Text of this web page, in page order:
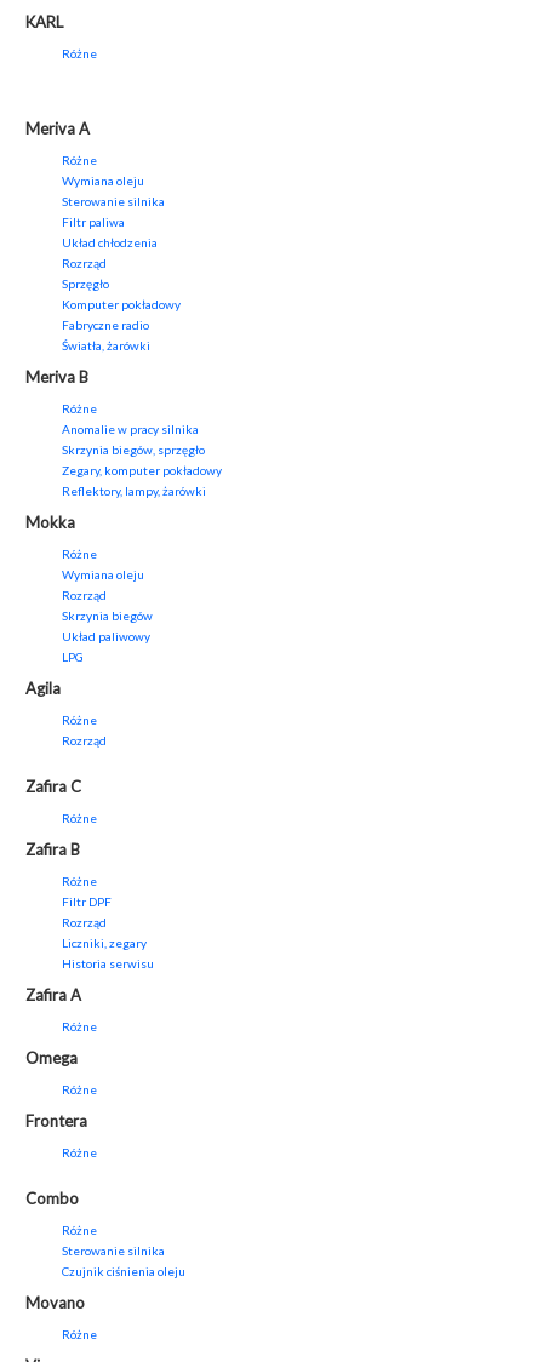
KARL
Różne
Meriva A
Różne
Wymiana oleju
Sterowanie silnika
Filtr paliwa
Układ chłodzenia
Rozrząd
Sprzęgło
Komputer pokładowy
Fabryczne radio
Światła, żarówki
Meriva B
Różne
Anomalie w pracy silnika
Skrzynia biegów, sprzęgło
Zegary, komputer pokładowy
Reflektory, lampy, żarówki
Mokka
Różne
Wymiana oleju
Rozrząd
Skrzynia biegów
Układ paliwowy
LPG
Agila
Różne
Rozrząd
Zafira C
Różne
Zafira B
Różne
Filtr DPF
Rozrząd
Liczniki, zegary
Historia serwisu
Zafira A
Różne
Omega
Różne
Frontera
Różne
Combo
Różne
Sterowanie silnika
Czujnik ciśnienia oleju
Movano
Różne